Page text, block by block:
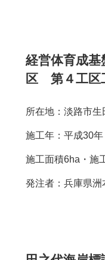
経営体育成
区 第４工区
所在地：淡路市生
施工年：平成30年
施工面積6ha・施
発注者：兵庫県